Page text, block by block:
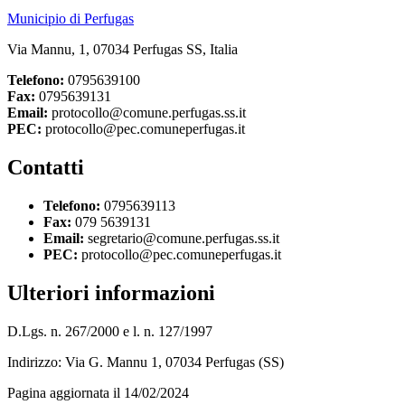
Municipio di Perfugas
Via Mannu, 1, 07034 Perfugas SS, Italia
Telefono: 0795639100
Fax: 0795639131
Email: protocollo@comune.perfugas.ss.it
PEC: protocollo@pec.comuneperfugas.it
Contatti
Telefono: 0795639113
Fax: 079 5639131
Email: segretario@comune.perfugas.ss.it
PEC: protocollo@pec.comuneperfugas.it
Ulteriori informazioni
D.Lgs. n. 267/2000 e l. n. 127/1997
Indirizzo: Via G. Mannu 1, 07034 Perfugas (SS)
Pagina aggiornata il 14/02/2024